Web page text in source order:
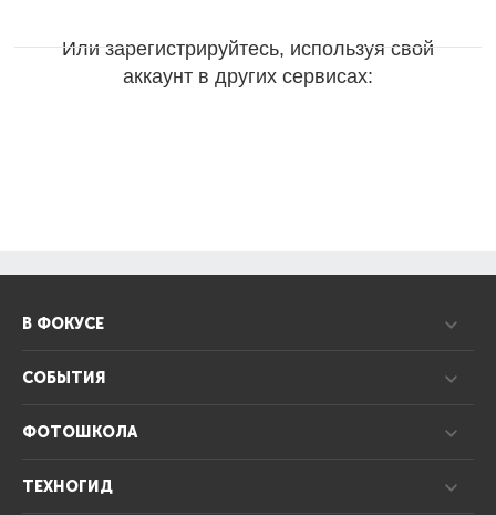
Или зарегистрируйтесь, используя свой
аккаунт в других сервисах:
В ФОКУСЕ
СОБЫТИЯ
ФОТОШКОЛА
ТЕХНОГИД